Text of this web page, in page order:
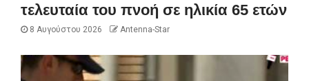
τελευταία του πνοή σε ηλικία 65 ετών
8 Αυγούστου 2026 Antenna-Star